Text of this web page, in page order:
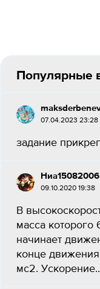
Популярные
07.04.2023 23:28
задание
Ниа15082006
09.10.2020 19:38
В
масса которого
начинает
конце движения
мс2.